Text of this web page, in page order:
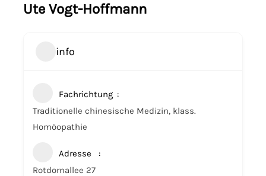
Ute Vogt-Hoffmann
info
Fachrichtung
Traditionelle chinesische Medizin, klass.
Homöopathie
Adresse
Rotdornallee 27